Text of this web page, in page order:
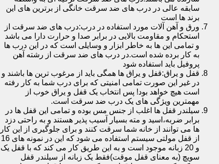
سابقه عالی در درب های ضد سرقت خانگی از برترین های این
برند ها است
ورق و آهن آلات مورد استفاده در درب:درب های ضد سرقت از
استحکام و مقاومت بالایی در برابر صدا و حرارت دارا می باشد
و تمامی این ها به خاطر ابزار و وسایلی است که در این درب ها
به کار برده شده است.در درب های ضد سرقت از رشته آهن
پروفیل باید استفاده شود
قفل و یراق:قفل و یراق ها همگی باید از مرغوب ترین ها باشند و
در غیر این صورت تمامی امنیتی که برای درب شما به کار رفته
است هیچ خواهد بود! پس انتخاب یک قفل و یراق خوب از
مهمترین ویژگی های یک درب ضد سرقت است.
سیلندر قفل ها اغلب از جنس مس بوده و تمامی این قفل ها در
برابر ضربه،اسید و مته بسیار آسیب پذیر هستند و به راحتی دزد
ها می توانند از خانه شما سرقت کنند و برای جلوگیری از این کار
از قفل مولتی سیستم استفاده می شود که این در نمونه های 16
و 20 زبانه موجود است و به این طریق کار می کند که با قفل یک
سویچ (به معنای قفل موقت)فقط یک زبانه از سیلندر قفل